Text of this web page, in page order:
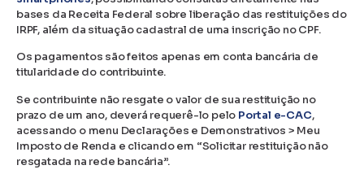
bases da Receita Federal sobre liberação das restituições do
IRPF, além da situação cadastral de uma inscrição no CPF.
Os pagamentos são feitos apenas em conta bancária de
titularidade do contribuinte.
Se contribuinte não resgate o valor de sua restituição no
prazo de um ano, deverá requerê-lo pelo Portal e-CAC,
acessando o menu Declarações e Demonstrativos > Meu
Imposto de Renda e clicando em “Solicitar restituição não
resgatada na rede bancária”.